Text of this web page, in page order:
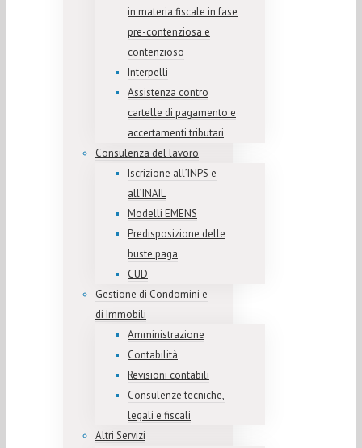
in materia fiscale in fase
pre-contenziosa e
contenzioso
Interpelli
Assistenza contro
cartelle di pagamento e
accertamenti tributari
Consulenza del lavoro
Iscrizione all’INPS e
all’INAIL
Modelli EMENS
Predisposizione delle
buste paga
CUD
Gestione di Condomini e
di Immobili
Amministrazione
Contabilità
Revisioni contabili
Consulenze tecniche,
legali e fiscali
Altri Servizi